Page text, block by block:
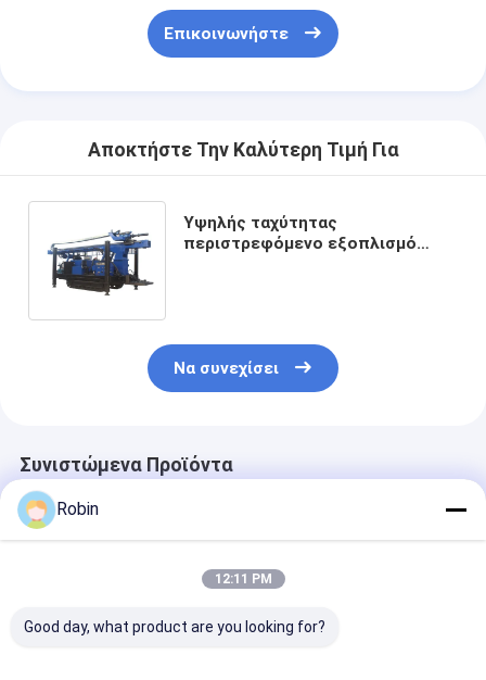
Επικοινωνήστε
Αποκτήστε Την Καλύτερη Τιμή Για
Υψηλής ταχύτητας
περιστρεφόμενο εξοπλισμό
Να συνεχίσει
Συνιστώμενα Προϊόντα
Robin
12:11 PM
Good day, what product are you looking for?